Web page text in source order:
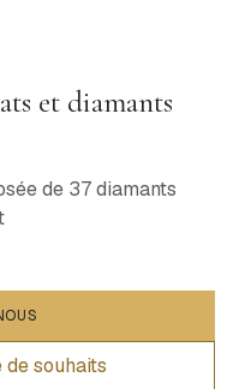
et diamants
de 37 diamants
souhaits